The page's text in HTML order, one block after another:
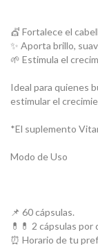
💇 Fortalece el
✨ Aporta brillo,
🌱 Estimula el
Ideal para quienes
estimular el
*El suplemento
Modo de Uso
📌 60 cápsulas.
💊​💊​ 2 cápsulas por
⏰ Horario de tu